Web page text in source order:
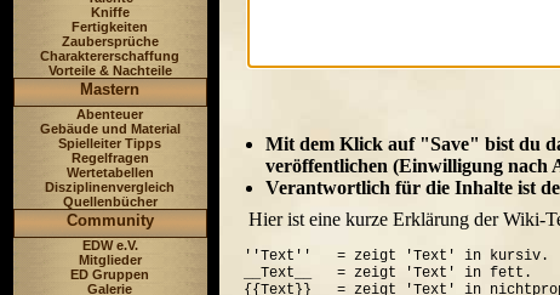
Kniffe
Fertigkeiten
Zaubersprüche
Charaktererschaffung
Vorteile & Nachteile
Mastern
Abenteuer
Gebäude und Material
Spielleiter Tipps
Regelfragen
Wertetabellen
Disziplinenvergleich
Quellenbücher
Community
EDW e.V.
Mitglieder
ED Gruppen
Galerie
Mit dem Klick auf "Save" bist du
veröffentlichen (Einwilligung nach
Verantwortlich für die Inhalte ist
Hier ist eine kurze Erklärung der Wiki-
''Text''   = zeigt 'Text' in kursiv.
__Text__   = zeigt 'Text' in fett.
{{Text}}   = zeigt 'Text' in